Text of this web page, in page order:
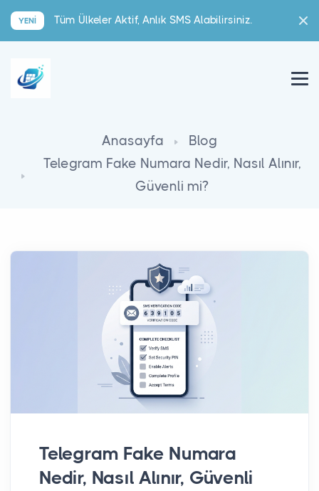
YENI Tüm Ülkeler Aktif, Anlık SMS Alabilirsiniz.
Anasayfa
Blog
Telegram Fake Numara Nedir, Nasıl Alınır,
Güvenli mi?
Telegram Fake Numara
Nedir, Nasıl Alınır, Güvenli